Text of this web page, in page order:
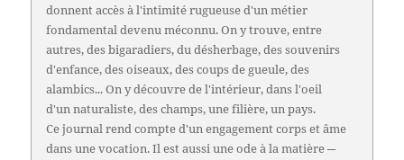
donnent accès à l'intimité rugueuse d'un métier
fondamental devenu méconnu. On y trouve, entre
autres, des bigaradiers, du désherbage, des souvenirs
d'enfance, des oiseaux, des coups de gueule, des
alambics... On y découvre de l'intérieur, dans l'oeil
d'un naturaliste, des champs, une filière, un pays.
Ce journal rend compte d'un engagement corps et âme
dans une vocation. Il est aussi une ode à la matière ─